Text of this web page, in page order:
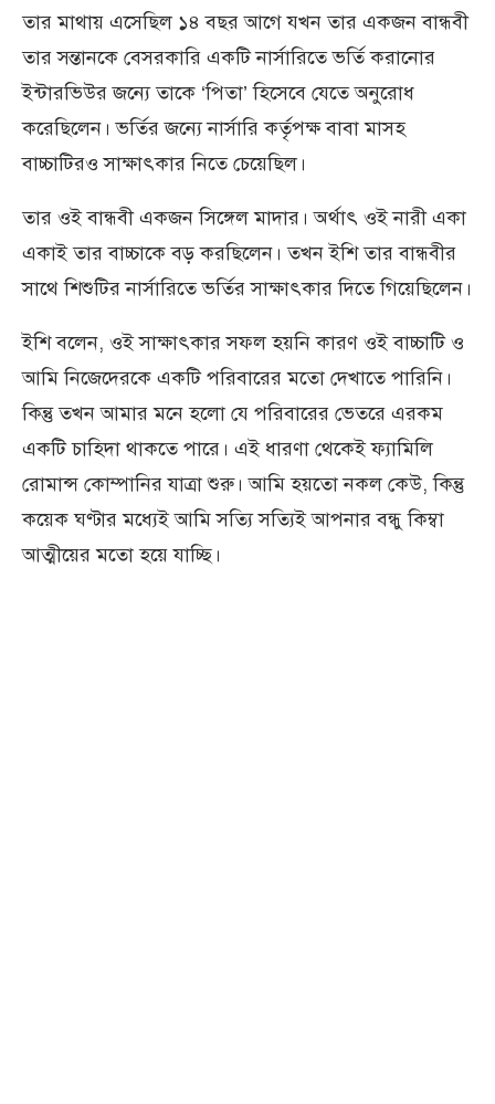
তার মাথায় এসেছিল ১৪ বছর আগে যখন তার একজন বান্ধবী
তার সন্তানকে বেসরকারি একটি নার্সারিতে ভর্তি করানোর
ইন্টারভিউর জন্যে তাকে ‘পিতা’ হিসেবে যেতে অনুরোধ
করেছিলেন। ভর্তির জন্যে নার্সারি কর্তৃপক্ষ বাবা মাসহ
বাচ্চাটিরও সাক্ষাৎকার নিতে চেয়েছিল।
তার ওই বান্ধবী একজন সিঙ্গেল মাদার। অর্থাৎ ওই নারী একা
একাই তার বাচ্চাকে বড় করছিলেন। তখন ইশি তার বান্ধবীর
সাথে শিশুটির নার্সারিতে ভর্তির সাক্ষাৎকার দিতে গিয়েছিলেন।
ইশি বলেন, ওই সাক্ষাৎকার সফল হয়নি কারণ ওই বাচ্চাটি ও
আমি নিজেদেরকে একটি পরিবারের মতো দেখাতে পারিনি।
কিন্তু তখন আমার মনে হলো যে পরিবারের ভেতরে এরকম
একটি চাহিদা থাকতে পারে। এই ধারণা থেকেই ফ্যামিলি
রোমান্স কোম্পানির যাত্রা শুরু। আমি হয়তো নকল কেউ, কিন্তু
কয়েক ঘণ্টার মধ্যেই আমি সত্যি সত্যিই আপনার বন্ধু কিম্বা
আত্মীয়ের মতো হয়ে যাচ্ছি।